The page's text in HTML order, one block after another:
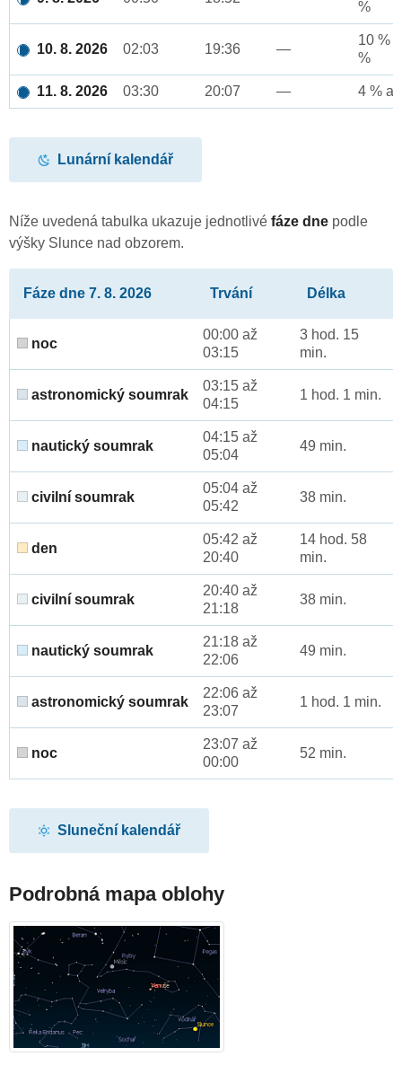
%
10. 8. 2026 02:03 19:36 —
10 %
%
11. 8. 2026 03:30 20:07 — 4 %
Lunární kalendář
Níže uvedená tabulka ukazuje jednotlivé fáze dne podle
výšky Slunce nad obzorem.
Fáze dne 7. 8. 2026 Trvání Délka
noc
00:00 až
03:15
3 hod. 15
min.
astronomický soumrak
03:15 až
04:15
1 hod. 1 min.
nautický soumrak
04:15 až
05:04
49 min.
civilní soumrak
05:04 až
05:42
38 min.
den
05:42 až
20:40
14 hod. 58
min.
civilní soumrak
20:40 až
21:18
38 min.
nautický soumrak
21:18 až
22:06
49 min.
astronomický soumrak
22:06 až
23:07
1 hod. 1 min.
noc
23:07 až
00:00
52 min.
Sluneční kalendář
Podrobná mapa oblohy